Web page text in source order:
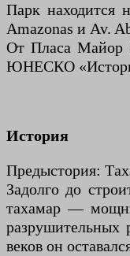
Парк находится
Amazonas и Av.
От Пласа Майор
ЮНЕСКО
История
Предыстория:
Задолго до
тахамар —
разрушительных
веков он